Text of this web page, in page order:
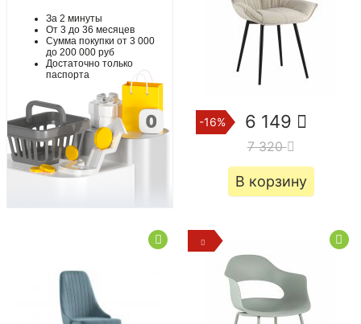
За 2 минуты
От 3 до 36 месяцев
Сумма покупки от 3 000
до 200 000 руб
Достаточно только
паспорта
-16% 6 149
7 320
В корзину